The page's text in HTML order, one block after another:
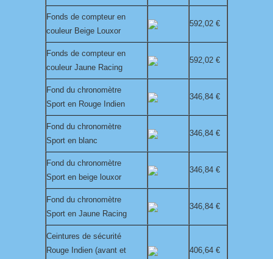
Fonds de compteur en
couleur Beige Louxor
592,02 €
Fonds de compteur en
couleur Jaune Racing
592,02 €
Fond du chronomètre
Sport en Rouge Indien
346,84 €
Fond du chronomètre
Sport en blanc
346,84 €
Fond du chronomètre
Sport en beige louxor
346,84 €
Fond du chronomètre
Sport en Jaune Racing
346,84 €
Ceintures de sécurité
Rouge Indien (avant et
406,64 €